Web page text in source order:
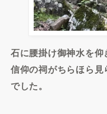
石に腰掛け御神水を
信仰の祠がちらほら
でした。